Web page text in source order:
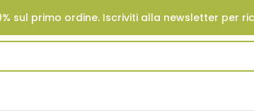
sul primo ordine. Iscriviti alla newsletter per